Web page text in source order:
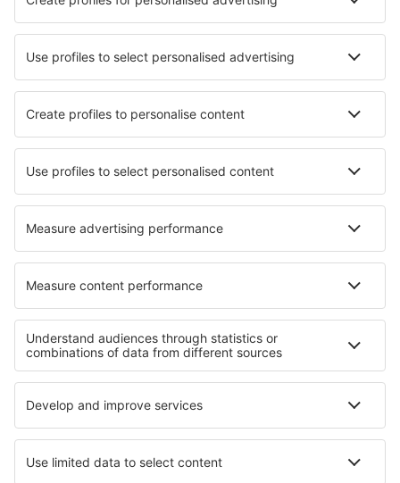
Verblijf in Benfeld Verblijf in Inver Grove Heights
Verblijf in Vaals Verblijf in Roseville Verblijf in Yan'an
Beste accommodatie - regio's
Verblijf in Nationaal park Zuid-Spitsbergen
Verblijf in Nationaal park Rondane
Verblijf in Nationaal park Jotunheimen Verblijf in Jeseniky
Verblijf in Hot Springs National Park
Verblijf in Bohemian Paradise
Verblijf in Nationaal Park Białowieża Verblijf in Hochpustertal